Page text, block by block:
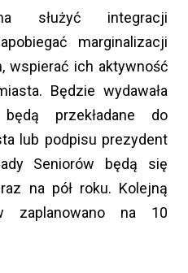
służyć integracji
marginalizacji
wspierać ich aktywność
Będzie wydawała
przekładane do
lub podpisu prezydent
Seniorów będą się
na pół roku. Kolejną
zaplanowano na 10